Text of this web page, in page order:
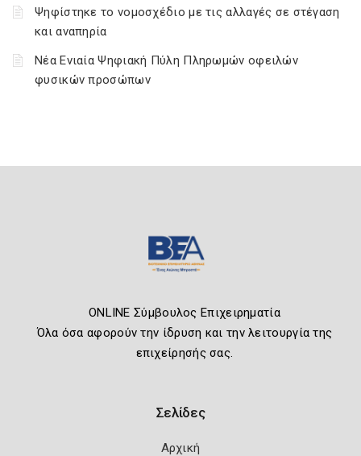
Ψηφίστηκε το νομοσχέδιο με τις αλλαγές σε στέγαση
και αναπηρία
Νέα Ενιαία Ψηφιακή Πύλη Πληρωμών οφειλών
φυσικών προσώπων
ONLINE Σύμβουλος Επιχειρηματία
Όλα όσα αφορούν την ίδρυση και την λειτουργία της
επιχείρησής σας.
Σελίδες
Αρχική